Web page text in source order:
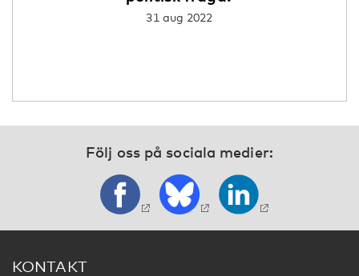
31 aug 2022
Följ oss på sociala medier:
KONTAKT